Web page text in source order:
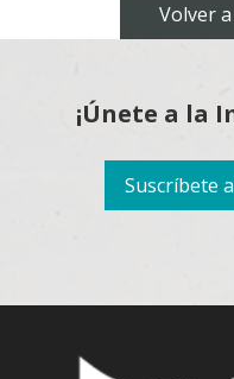
Volver
¡Únete a la
Suscríbete